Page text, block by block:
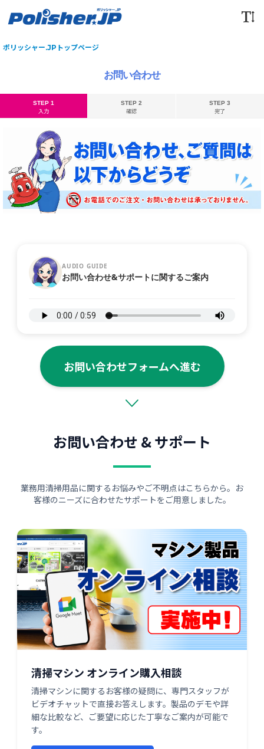
ポリッシャー.JPトップページ
お問い合わせ
STEP 1
入力
STEP 2
確認
STEP 3
完了
AUDIO GUIDE
お問い合わせ&サポートに関するご案内
お問い合わせフォームへ進む
お問い合わせ & サポート
業務用清掃用品に関するお悩みやご不明点はこちらから。お
客様のニーズに合わせたサポートをご用意しました。
清掃マシン オンライン購入相談
清掃マシンに関するお客様の疑問に、専門スタッフが
ビデオチャットで直接お答えします。製品のデモや詳
細な比較など、ご要望に応じた丁寧なご案内が可能で
す。